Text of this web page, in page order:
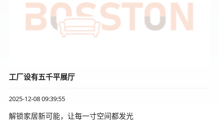
工厂设有五千平展厅
2025-12-08 09:39:55
解锁家居新可能，让每一寸空间都发光